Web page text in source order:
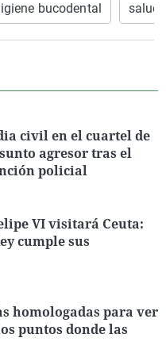
bucodental salud
civil en el cuartel de
agresor tras el
policial
VI visitará Ceuta:
cumple sus
homologadas para ver
puntos donde las